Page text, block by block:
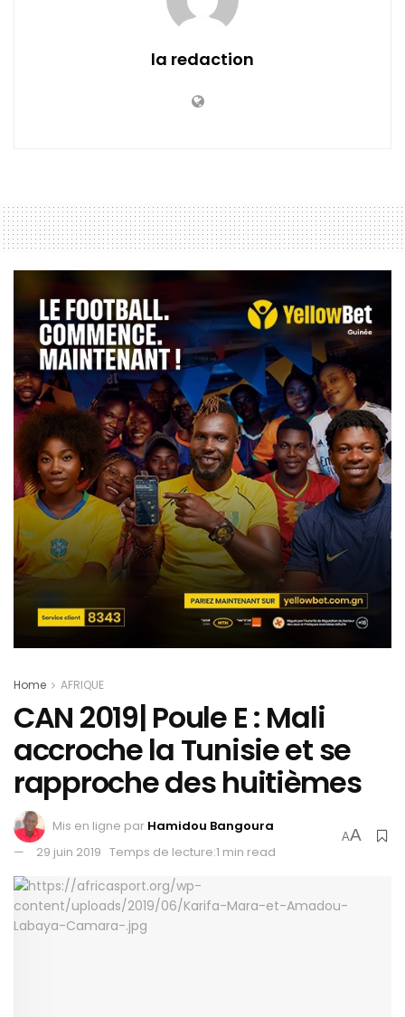
la redaction
Home AFRIQUE
CAN 2019| Poule E : Mali
accroche la Tunisie et se
rapproche des huitièmes
Mis en ligne par Hamidou Bangoura
29 juin 2019 Temps de lecture:1 min read
AA